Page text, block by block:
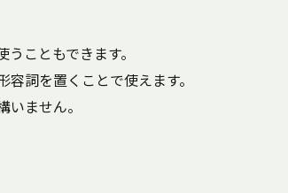
こともできます。
詞を置くことで使えます。
ません。